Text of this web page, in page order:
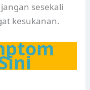
sesekali
kesukanan.